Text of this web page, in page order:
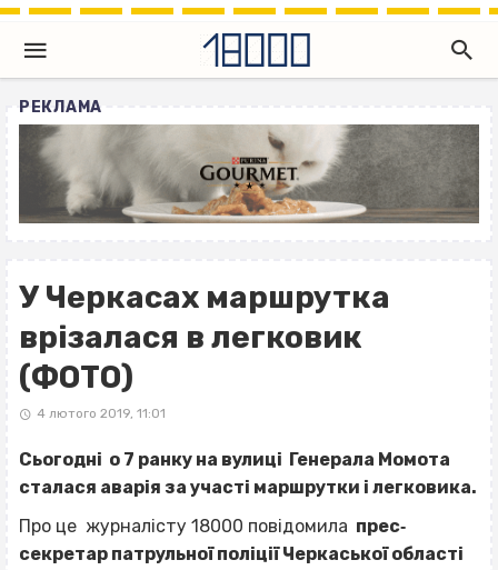
РЕКЛАМА
У Черкасах маршрутка
врізалася в легковик
(ФОТО)
4 лютого 2019, 11:01
Сьогодні о 7 ранку на вулиці Генерала Момота
сталася аварія за участі маршрутки і легковика.
Про це журналісту 18000 повідомила прес‐
секретар патрульної поліції Черкаської області